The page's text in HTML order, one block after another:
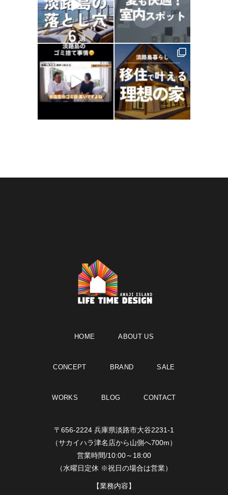
HOME ABOUT US
CONCEPT BRAND SALE
WORKS BLOG CONTACT
〒656-2224 兵庫県淡路市大谷2231-1
（サカイハラ津名店から山側へ700m）
営業時間/10:00～18:00
（水曜日定休 ※祝日の場合は営業）
【業務内容】